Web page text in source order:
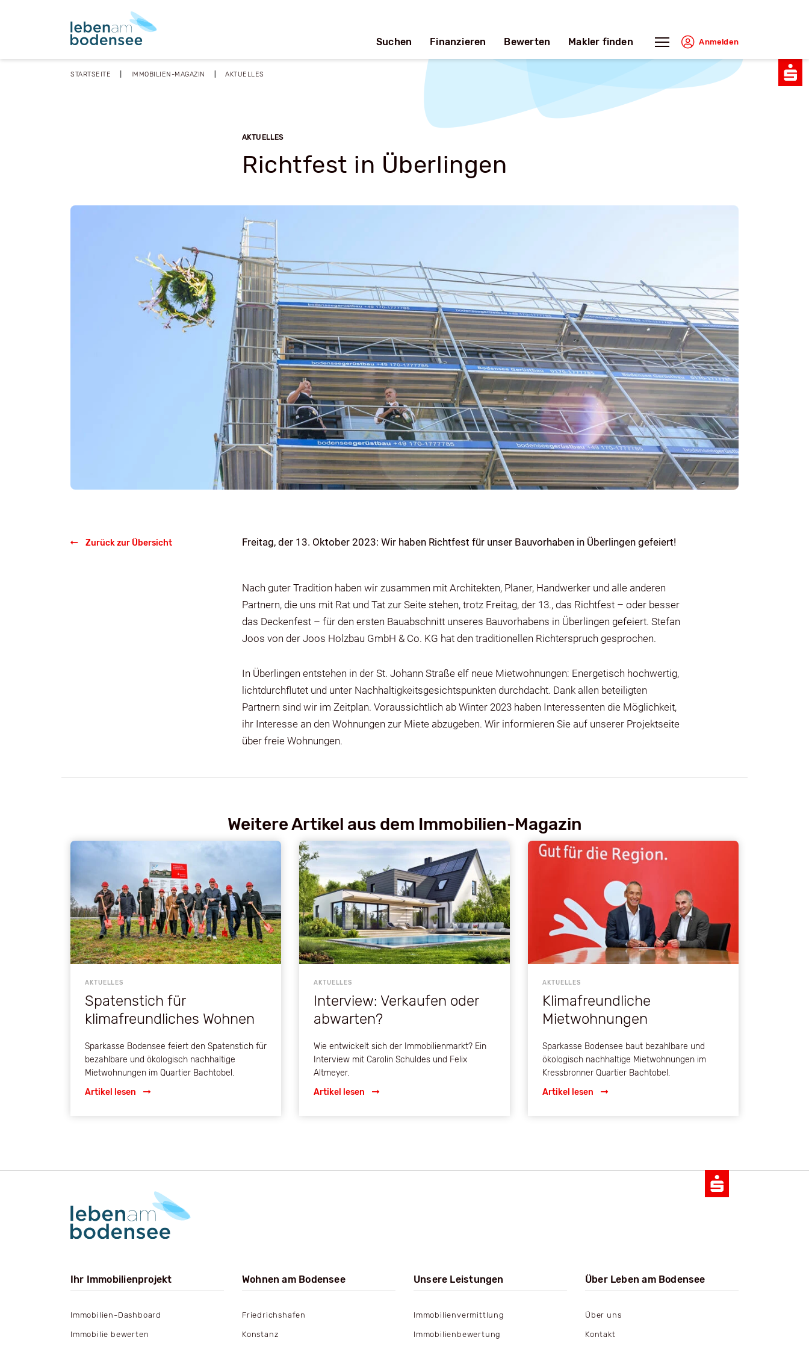
Suchen Finanzieren Bewerten Makler finden Anmelden
STARTSEITE IMMOBILIEN-MAGAZIN AKTUELLES
AKTUELLES
Richtfest in Überlingen
Zurück zur Übersicht Freitag, der 13. Oktober 2023: Wir haben Richtfest für unser Bauvorhaben in Überlingen gefeiert!
Nach guter Tradition haben wir zusammen mit Architekten, Planer, Handwerker und alle anderen
Partnern, die uns mit Rat und Tat zur Seite stehen, trotz Freitag, der 13., das Richtfest – oder besser
das Deckenfest – für den ersten Bauabschnitt unseres Bauvorhabens in Überlingen gefeiert. Stefan
Joos von der Joos Holzbau GmbH & Co. KG hat den traditionellen Richterspruch gesprochen.
In Überlingen entstehen in der St. Johann Straße elf neue Mietwohnungen: Energetisch hochwertig,
lichtdurchflutet und unter Nachhaltigkeitsgesichtspunkten durchdacht. Dank allen beteiligten
Partnern sind wir im Zeitplan. Voraussichtlich ab Winter 2023 haben Interessenten die Möglichkeit,
ihr Interesse an den Wohnungen zur Miete abzugeben. Wir informieren Sie auf unserer Projektseite
über freie Wohnungen.
Weitere Artikel aus dem Immobilien-Magazin
AKTUELLES
Spatenstich für
klimafreundliches Wohnen
Sparkasse Bodensee feiert den Spatenstich für
bezahlbare und ökologisch nachhaltige
Mietwohnungen im Quartier Bachtobel.
Artikel lesen
AKTUELLES
Interview: Verkaufen oder
abwarten?
Wie entwickelt sich der Immobilienmarkt? Ein
Interview mit Carolin Schuldes und Felix
Altmeyer.
Artikel lesen
AKTUELLES
Klimafreundliche
Mietwohnungen
Sparkasse Bodensee baut bezahlbare und
ökologisch nachhaltige Mietwohnungen im
Kressbronner Quartier Bachtobel.
Artikel lesen
Ihr Immobilienprojekt
Immobilien-Dashboard
Immobilie bewerten
Wohnen am Bodensee
Friedrichshafen
Konstanz
Unsere Leistungen
Immobilienvermittlung
Immobilienbewertung
Über Leben am Bodensee
Über uns
Kontakt